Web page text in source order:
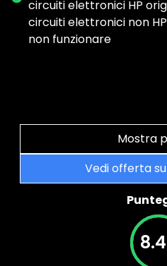
circuiti elettronici HP
circuiti elettronici non
non funzionare
Mostra
Vedi offerta su